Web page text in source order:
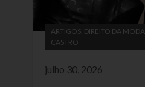
ARTIGOS DIREITO DA MODA
CASTRO
julho 30, 2026